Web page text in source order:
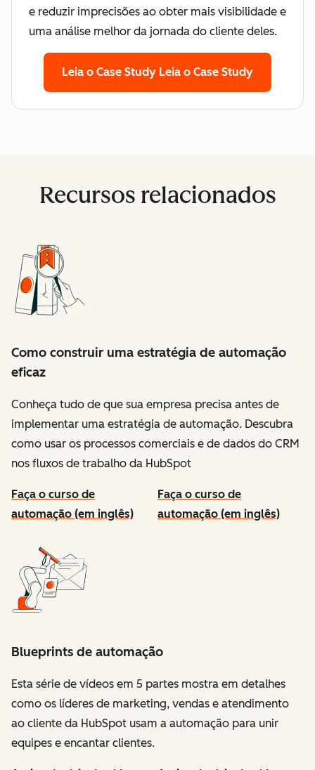
e reduzir imprecisões ao obter mais visibilidade e
uma análise melhor da jornada do cliente deles.
Leia o Case Study Leia o Case Study
Recursos relacionados
Como construir uma estratégia de automação
eficaz
Conheça tudo de que sua empresa precisa antes de
implementar uma estratégia de automação. Descubra
como usar os processos comerciais e de dados do CRM
nos fluxos de trabalho da HubSpot
Faça o curso de
automação (em inglês)
Faça o curso de
automação (em inglês)
Blueprints de automação
Esta série de vídeos em 5 partes mostra em detalhes
como os líderes de marketing, vendas e atendimento
ao cliente da HubSpot usam a automação para unir
equipes e encantar clientes.